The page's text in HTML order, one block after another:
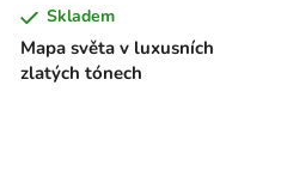
Mapa světa v luxusních
zlatých tónech
Skladem